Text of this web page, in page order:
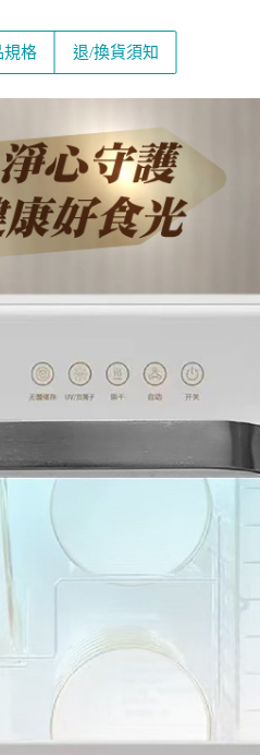
規格 退/換貨須知